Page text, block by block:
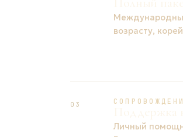
возрасту,
03
Личный